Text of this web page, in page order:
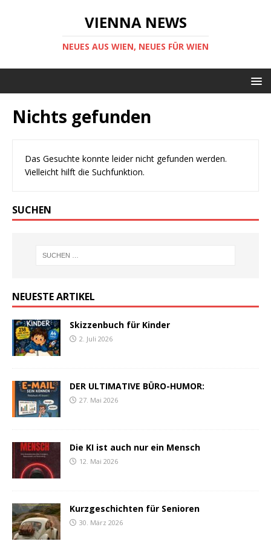
VIENNA NEWS
NEUES AUS WIEN, NEUES FÜR WIEN
Nichts gefunden
Das Gesuchte konnte leider nicht gefunden werden.
Vielleicht hilft die Suchfunktion.
SUCHEN
NEUESTE ARTIKEL
Skizzenbuch für Kinder
2. Juli 2026
DER ULTIMATIVE BÜRO-HUMOR:
27. Mai 2026
Die KI ist auch nur ein Mensch
12. Mai 2026
Kurzgeschichten für Senioren
30. März 2026